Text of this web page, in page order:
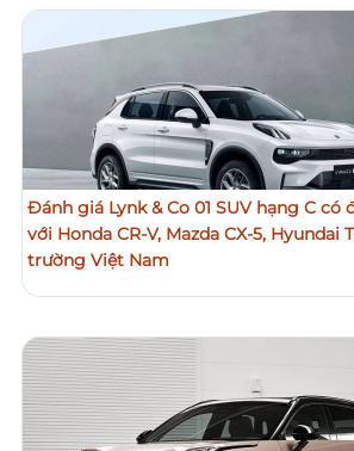
Đánh giá Lynk & Co 01 SUV hạng C có
với Honda CR-V, Mazda CX-5, Hyundai
trường Việt Nam